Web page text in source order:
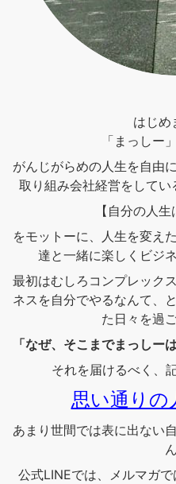
はじめ
「まっしー
がんじがらめの人生を自由
取り組み会社経営をしてい
【自分の人生
をモットーに、人生を変え
達と一緒に楽しくビジ
最初はむしろコンプレック
ネスを自分でやるなんて、
た日々を過
「なぜ、そこまでまっしー
それを届けるべく、
思い通りの
あまり世間では表に出ない
公式LINEでは、メルマガ